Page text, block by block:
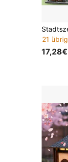
21 übrig
17,28€